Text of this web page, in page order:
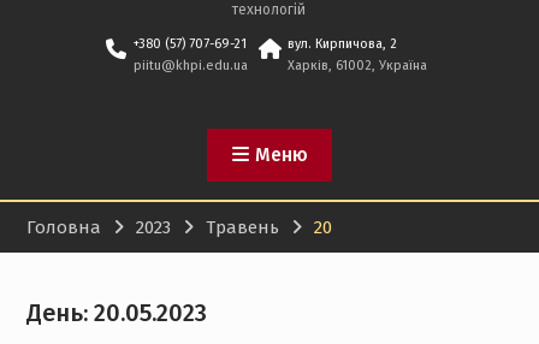
технологій
+380 (57) 707-69-21
piitu@khpi.edu.ua
вул. Кирпичова, 2
Харків, 61002, Україна
Меню
Головна 2023 Травень 20
День: 20.05.2023